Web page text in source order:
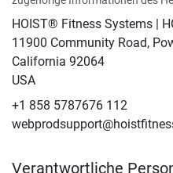
HOIST® Fitness Systems |
11900 Community Road,
California 92064
USA
+1 858 5787676 112
Verantwortliche